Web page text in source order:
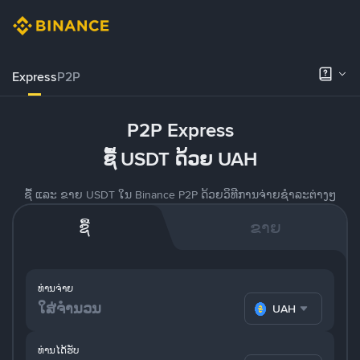
ExpressP2P
P2P Express
ຊື້ USDT ດ້ວຍ UAH
ຊື້ ແລະ ຂາຍ USDT ໃນ Binance P2P ດ້ວຍວິທີການຈ່າຍຊຳລະຕ່າງໆ
ຊື້ ຂາຍ
ທ່ານຈ່າຍ
UAH
ທ່ານໄດ້ຮັບ